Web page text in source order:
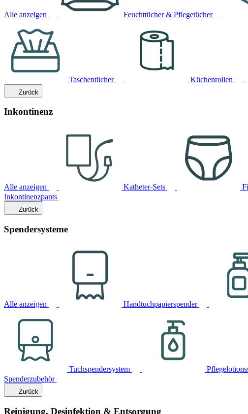
Alle anzeigen Feuchttücher & Pflegetücher
Taschentücher Küchenrollen
Zurück
Inkontinenz
Alle anzeigen Katheter-Sets
Inkontinenzpants
Zurück
Spendersysteme
Alle anzeigen Handtuchpapierspender
Tuchspendersystem
Spenderzubehör
Zurück
Reinigung, Desinfektion & Entsorgung